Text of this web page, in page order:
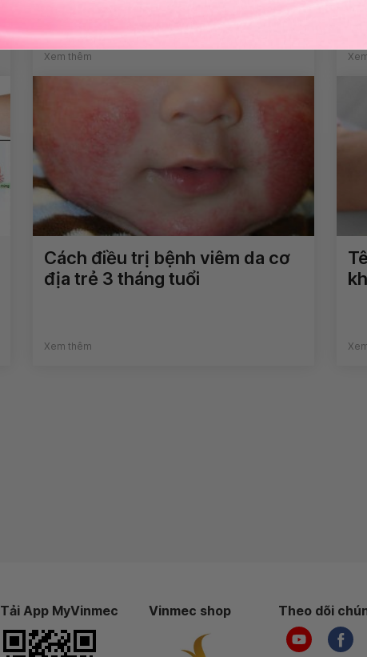
Xem thêm
Cách điều trị bệnh viêm da cơ
địa trẻ 3 tháng tuổi
Xem thêm
Tải App MyVinmec Vinmec shop Theo dõi